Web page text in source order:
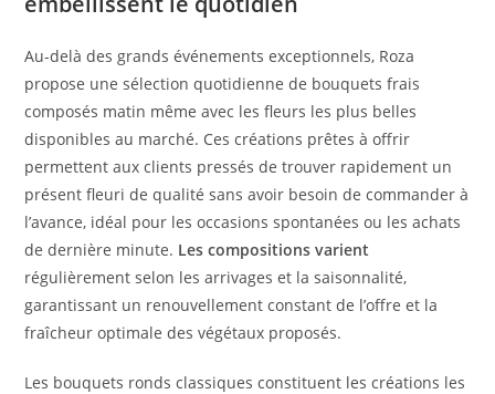
Au-delà des grands événements exceptionnels, Roza
propose une sélection quotidienne de bouquets frais
composés matin même avec les fleurs les plus belles
disponibles au marché. Ces créations prêtes à offrir
permettent aux clients pressés de trouver rapidement un
présent fleuri de qualité sans avoir besoin de commander à
l’avance, idéal pour les occasions spontanées ou les achats
de dernière minute. Les compositions varient
régulièrement selon les arrivages et la saisonnalité,
garantissant un renouvellement constant de l’offre et la
fraîcheur optimale des végétaux proposés.
Les bouquets ronds classiques constituent les créations les